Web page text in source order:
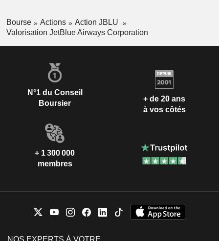
Bourse Actions
Action JBLU
Valorisation JetBlue Airways Corporation
N°1 du Conseil
Boursier
+ de 20 ans
à vos côtés
+ 1 300 000
membres